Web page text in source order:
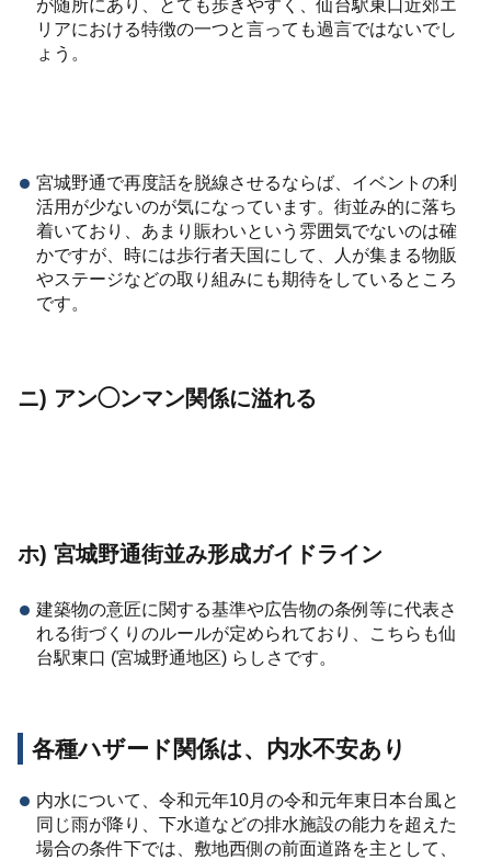
が随所にあり、とても歩きやすく、仙台駅東口近郊エ
リアにおける特徴の一つと言っても過言ではないでし
ょう。
宮城野通で再度話を脱線させるならば、イベントの利
活用が少ないのが気になっています。街並み的に落ち
着いており、あまり賑わいという雰囲気でないのは確
かですが、時には歩行者天国にして、人が集まる物販
やステージなどの取り組みにも期待をしているところ
です。
ニ) アン◯ンマン関係に溢れる
ホ) 宮城野通街並み形成ガイドライン
建築物の意匠に関する基準や広告物の条例等に代表さ
れる街づくりのルールが定められており、こちらも仙
台駅東口 (宮城野通地区) らしさです。
各種ハザード関係は、内水不安あり
内水について、令和元年10月の令和元年東日本台風と
同じ雨が降り、下水道などの排水施設の能力を超えた
場合の条件下では、敷地西側の前面道路を主として、